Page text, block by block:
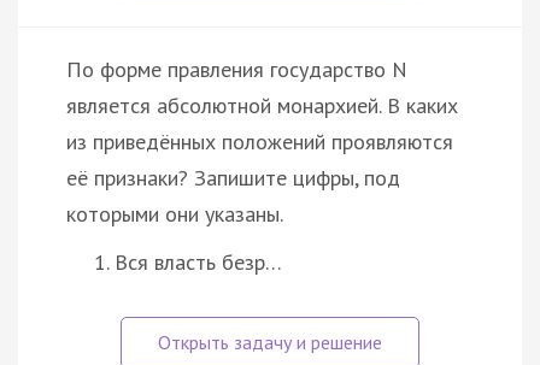
По форме правления государство N
является абсолютной монархией. В каких
из приведённых положений проявляются
её признаки? Запишите цифры, под
которыми они указаны.
Вся власть безр…